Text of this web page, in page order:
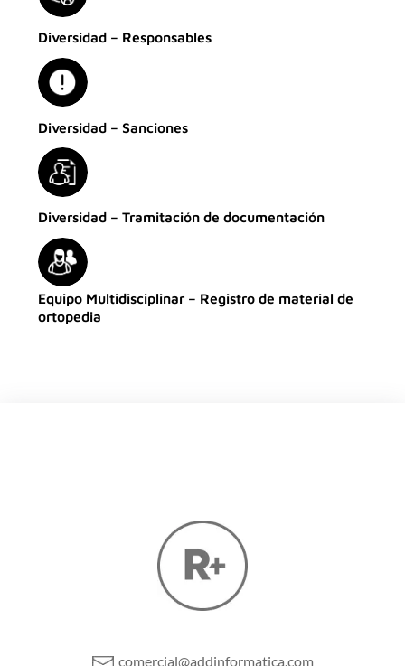
Diversidad – Responsables
Diversidad – Sanciones
Diversidad – Tramitación de documentación
Equipo Multidisciplinar – Registro de material de
ortopedia
comercial@addinformatica.com